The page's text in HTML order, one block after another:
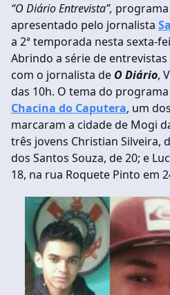
“O Diário Entrevista”,
apresentado pelo jornalista
a 2ª temporada nesta sexta-
Abrindo a série de entrevistas
com o jornalista de O Diário,
das 10h. O tema do
Chacina do Caputera, um
marcaram a cidade de Mogi
três jovens Christian Silveira,
dos Santos Souza, de 20; e
18, na rua Roquete Pinto em